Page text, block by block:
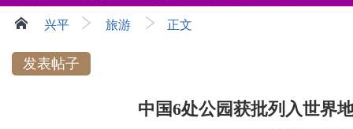
兴平 旅游 正文
发表帖子
中国6处公园获批列入世界